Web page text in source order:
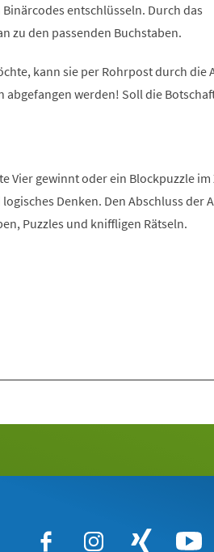
entschlüsseln. Durch das
zu den passenden Buchstaben.
kann sie per Rohrpost durch die
abgefangen werden! Soll die
Vier gewinnt oder ein Blockpuzzle im
Denken. Den Abschluss der
Puzzles und kniffligen Rätseln.